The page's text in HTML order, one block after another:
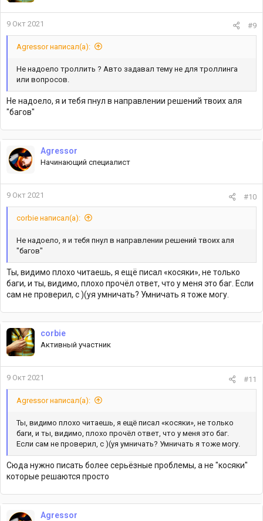
9 Окт 2021 #9
Agressor написал(а):
Не надоело троллить ? Авто задавал тему не для троллинга
или вопросов.
Не надоело, я и тебя пнул в направлении решений твоих аля
"багов"
Agressor
Начинающий специалист
9 Окт 2021 #10
corbie написал(а):
Не надоело, я и тебя пнул в направлении решений твоих аля
"багов"
Ты, видимо плохо читаешь, я ещё писал «косяки», не только
баги, и ты, видимо, плохо прочёл ответ, что у меня это баг. Если
сам не проверил, с )(уя умничать? Умничать я тоже могу.
corbie
Активный участник
9 Окт 2021 #11
Agressor написал(а):
Ты, видимо плохо читаешь, я ещё писал «косяки», не только
баги, и ты, видимо, плохо прочёл ответ, что у меня это баг.
Если сам не проверил, с )(уя умничать? Умничать я тоже могу.
Сюда нужно писать более серьёзные проблемы, а не "косяки"
которые решаются просто
Agressor